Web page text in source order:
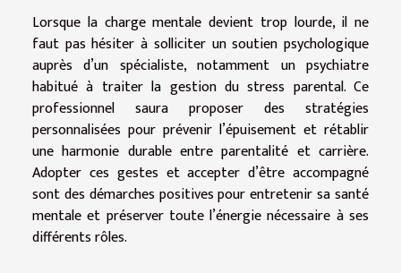
Lorsque la charge mentale devient trop lourde, il ne
faut pas hésiter à solliciter un soutien psychologique
auprès d’un spécialiste, notamment un psychiatre
habitué à traiter la gestion du stress parental. Ce
professionnel saura proposer des stratégies
personnalisées pour prévenir l’épuisement et rétablir
une harmonie durable entre parentalité et carrière.
Adopter ces gestes et accepter d’être accompagné
sont des démarches positives pour entretenir sa santé
mentale et préserver toute l’énergie nécessaire à ses
différents rôles.